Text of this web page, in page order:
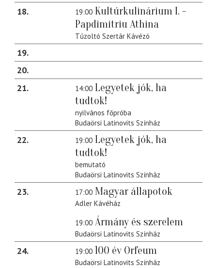
18
19:00 Kultúrkulinárium I. -
Papdimitriu Athina
Tűzoltó Szertár Kávézó
19
20
21
14:00 Legyetek jók, ha
tudtok!
nyilvános főpróba
Budaörsi Latinovits Színház
22 19:00 Legyetek jók, ha
tudtok!
bemutató
Budaörsi Latinovits Színház
23 17:00 Magyar állapotok
Adler Kávéház
19:00 Ármány és szerelem
Budaörsi Latinovits Színház
24 19:00 100 év Orfeum
Budaörsi Latinovits Színház